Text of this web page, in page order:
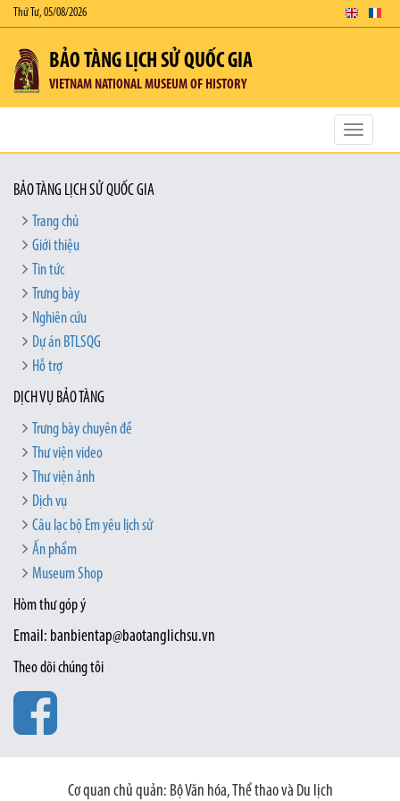
Thứ Tư, 05/08/2026
BẢO TÀNG LỊCH SỬ QUỐC GIA
VIETNAM NATIONAL MUSEUM OF HISTORY
Toggle
BẢO TÀNG LỊCH SỬ QUỐC GIA
Trang chủ
Giới thiệu
Tin tức
Trưng bày
Nghiên cứu
Dự án BTLSQG
Hỗ trợ
DỊCH VỤ BẢO TÀNG
Trưng bày chuyên đề
Thư viện video
Thư viện ảnh
Dịch vụ
Câu lạc bộ Em yêu lịch sử
Ấn phẩm
Museum Shop
Hòm thư góp ý
Email: banbientap@baotanglichsu.vn
Theo dõi chúng tôi
Cơ quan chủ quản: Bộ Văn hóa, Thể thao và Du lịch